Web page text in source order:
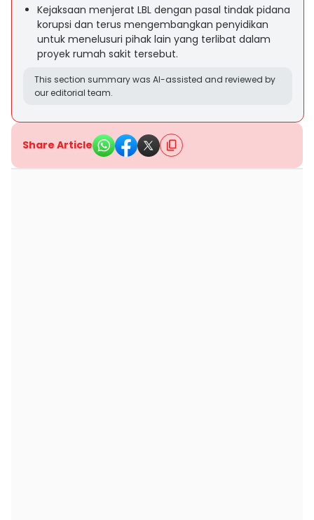
Kejaksaan menjerat LBL dengan pasal tindak pidana
korupsi dan terus mengembangkan penyidikan
untuk menelusuri pihak lain yang terlibat dalam
proyek rumah sakit tersebut.
This section summary was AI-assisted and reviewed by
our editorial team.
Share Article